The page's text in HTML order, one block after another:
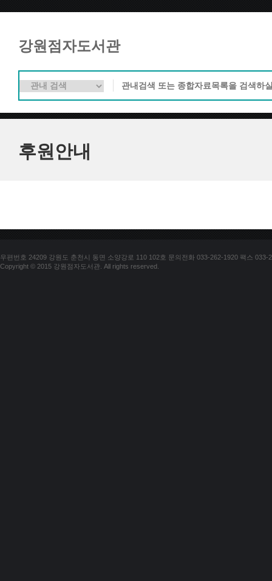
강원점자도서관
후원안내
우편번호 24209 강원도 춘천시 동면 소양강로 110 102호 문의전화 033-262-1920 팩스 033-
Copyright © 2015 강원점자도서관. All rights reserved.